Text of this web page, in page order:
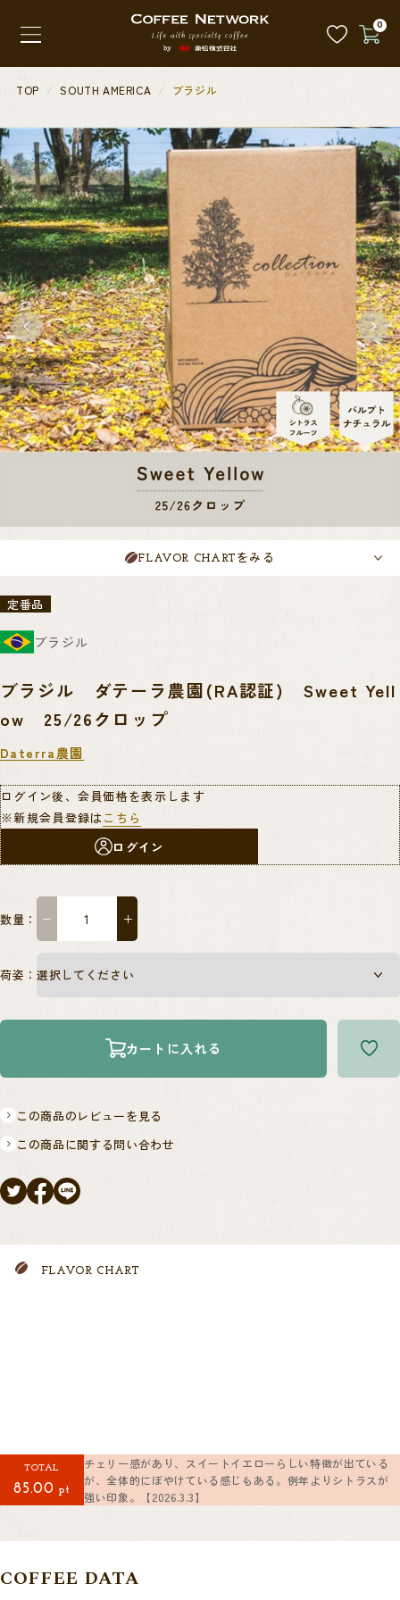
0
TOP SOUTH AMERICA ブラジル
FLAVOR CHART をみる
定番品
ブラジル
ブラジル ダテーラ農園(RA認証) Sweet Yell
ow 25/26クロップ
Daterra農園
ログイン後、会員価格を表示します
※新規会員登録は こちら
ログイン
数量： − ＋
荷姿：
カートに入れる
この商品のレビューを見る
この商品に関する問い合わせ
FLAVOR CHART
TOTAL
85.00 pt
チェリー感があり、スイートイエローらしい特徴が出ている
が、全体的にぼやけている感じもある。例年よりシトラスが
強い印象。【2026.3.3】
COFFEE DATA